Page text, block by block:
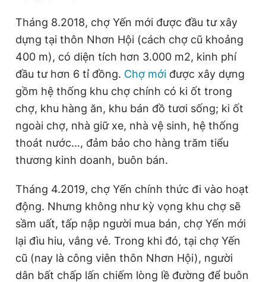
Tháng 8.2018, chợ Yến mới được đầu tư xây
dựng tại thôn Nhơn Hội (cách chợ cũ khoảng
400 m), có diện tích hơn 3.000 m2, kinh phí
đầu tư hơn 6 tỉ đồng. Chợ mới được xây dựng
gồm hệ thống khu chợ chính có ki ốt trong
chợ, khu hàng ăn, khu bán đồ tươi sống; ki ốt
ngoài chợ, nhà giữ xe, nhà vệ sinh, hệ thống
thoát nước…, đảm bảo cho hàng trăm tiểu
thương kinh doanh, buôn bán.
Tháng 4.2019, chợ Yến chính thức đi vào hoạt
động. Nhưng không như kỳ vọng khu chợ sẽ
sầm uất, tấp nập người mua bán, chợ Yến mới
lại đìu hiu, vắng vẻ. Trong khi đó, tại chợ Yến
cũ (nay là công viên thôn Nhơn Hội), người
dân bất chấp lấn chiếm lòng lề đường để buôn